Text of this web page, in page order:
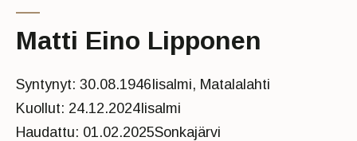
Matti Eino Lipponen
Syntynyt: 30.08.1946 Iisalmi, Matalalahti
Kuollut: 24.12.2024 Iisalmi
Haudattu: 01.02.2025Sonkajärvi